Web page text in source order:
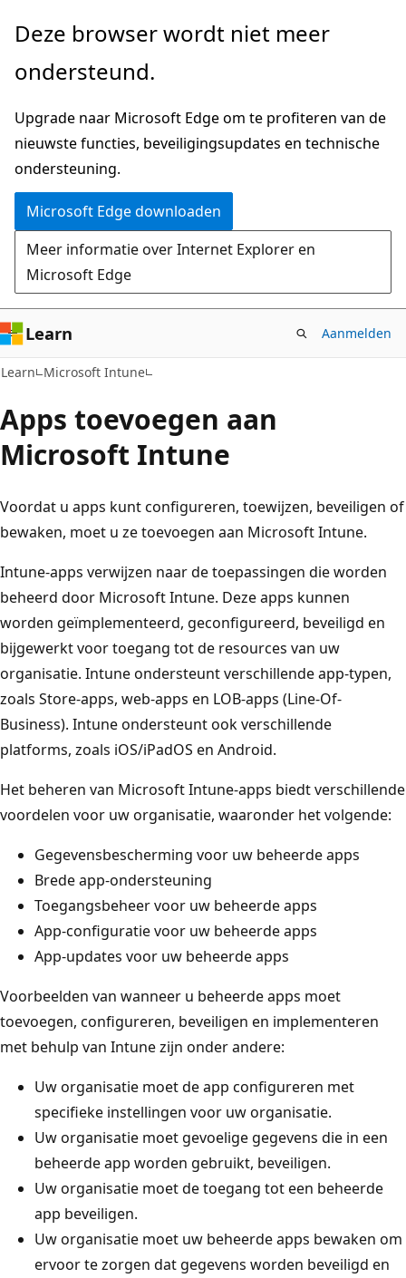
Naar
gaan
Deze browser wordt niet meer
ondersteund.
Upgrade naar Microsoft Edge om te profiteren van de
nieuwste functies, beveiligingsupdates en technische
ondersteuning.
Microsoft Edge downloaden
Meer informatie over Internet Explorer en
Microsoft Edge
Learn Aanmelden
Learn Microsoft Intune
Apps toevoegen aan
Microsoft Intune
Voordat u apps kunt configureren, toewijzen, beveiligen of
bewaken, moet u ze toevoegen aan Microsoft Intune.
Intune-apps verwijzen naar de toepassingen die worden
beheerd door Microsoft Intune. Deze apps kunnen
worden geïmplementeerd, geconfigureerd, beveiligd en
bijgewerkt voor toegang tot de resources van uw
organisatie. Intune ondersteunt verschillende app-typen,
zoals Store-apps, web-apps en LOB-apps (Line-Of-
Business). Intune ondersteunt ook verschillende
platforms, zoals iOS/iPadOS en Android.
Het beheren van Microsoft Intune-apps biedt verschillende
voordelen voor uw organisatie, waaronder het volgende:
Gegevensbescherming voor uw beheerde apps
Brede app-ondersteuning
Toegangsbeheer voor uw beheerde apps
App-configuratie voor uw beheerde apps
App-updates voor uw beheerde apps
Voorbeelden van wanneer u beheerde apps moet
toevoegen, configureren, beveiligen en implementeren
met behulp van Intune zijn onder andere:
Uw organisatie moet de app configureren met
specifieke instellingen voor uw organisatie.
Uw organisatie moet gevoelige gegevens die in een
beheerde app worden gebruikt, beveiligen.
Uw organisatie moet de toegang tot een beheerde
app beveiligen.
Uw organisatie moet uw beheerde apps bewaken om
ervoor te zorgen dat gegevens worden beveiligd en